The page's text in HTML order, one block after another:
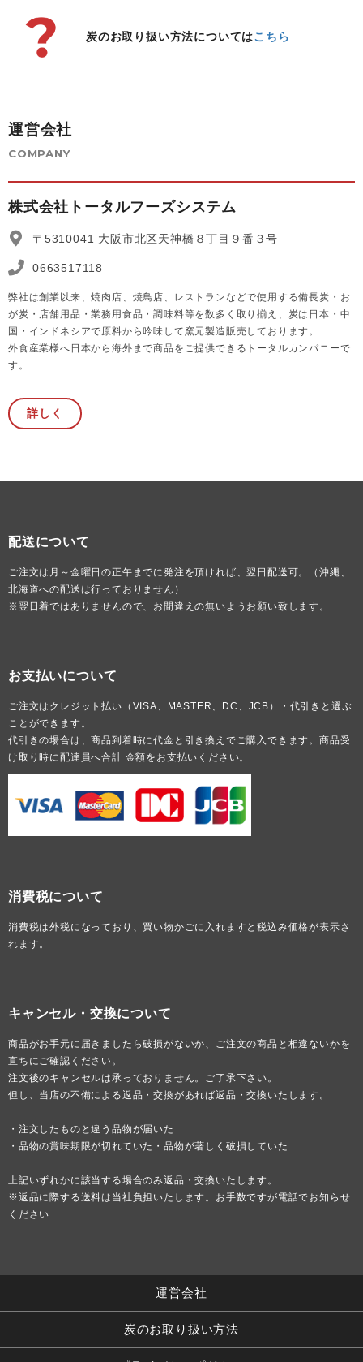
炭のお取り扱い方法についてはこちら
運営会社
COMPANY
株式会社トータルフーズシステム
〒5310041 大阪市北区天神橋８丁目９番３号
0663517118
弊社は創業以来、焼肉店、焼鳥店、レストランなどで使用する備長炭・お
が炭・店舗用品・業務用食品・調味料等を数多く取り揃え、炭は日本・中
国・インドネシアで原料から吟味して窯元製造販売しております。
外食産業様へ日本から海外まで商品をご提供できるトータルカンパニーで
す。
詳しく
配送について
ご注文は月～金曜日の正午までに発注を頂ければ、翌日配送可。（沖縄、
北海道への配送は行っておりません）
※翌日着ではありませんので、お間違えの無いようお願い致します。
お支払いについて
ご注文はクレジット払い（VISA、MASTER、DC、JCB）・代引きと選ぶ
ことができます。
代引きの場合は、商品到着時に代金と引き換えでご購入できます。商品受
け取り時に配達員へ合計 金額をお支払いください。
消費税について
消費税は外税になっており、買い物かごに入れますと税込み価格が表示さ
れます。
キャンセル・交換について
商品がお手元に届きましたら破損がないか、ご注文の商品と相違ないかを
直ちにご確認ください。
注文後のキャンセルは承っておりません。ご了承下さい。
但し、当店の不備による返品・交換があれば返品・交換いたします。
・注文したものと違う品物が届いた
・品物の賞味期限が切れていた・品物が著しく破損していた
上記いずれかに該当する場合のみ返品・交換いたします。
※返品に際する送料は当社負担いたします。お手数ですが電話でお知らせ
ください
運営会社
炭のお取り扱い方法